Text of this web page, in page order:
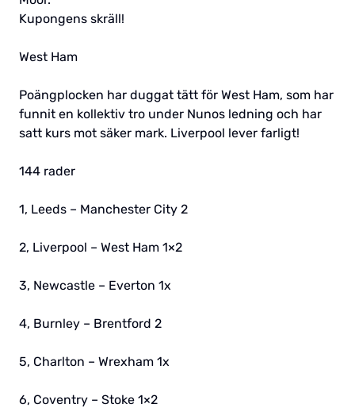
Kupongens skräll!
West Ham
Poängplocken har duggat tätt för West Ham, som har
funnit en kollektiv tro under Nunos ledning och har
satt kurs mot säker mark. Liverpool lever farligt!
144 rader
1, Leeds – Manchester City 2
2, Liverpool – West Ham 1×2
3, Newcastle – Everton 1x
4, Burnley – Brentford 2
5, Charlton – Wrexham 1x
6, Coventry – Stoke 1×2